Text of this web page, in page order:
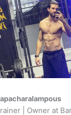
| Owner at